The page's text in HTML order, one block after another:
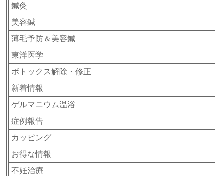
鍼灸
美容鍼
薄毛予防＆美容鍼
東洋医学
ボトックス解除・修正
新着情報
ゲルマニウム温浴
症例報告
カッピング
お得な情報
不妊治療